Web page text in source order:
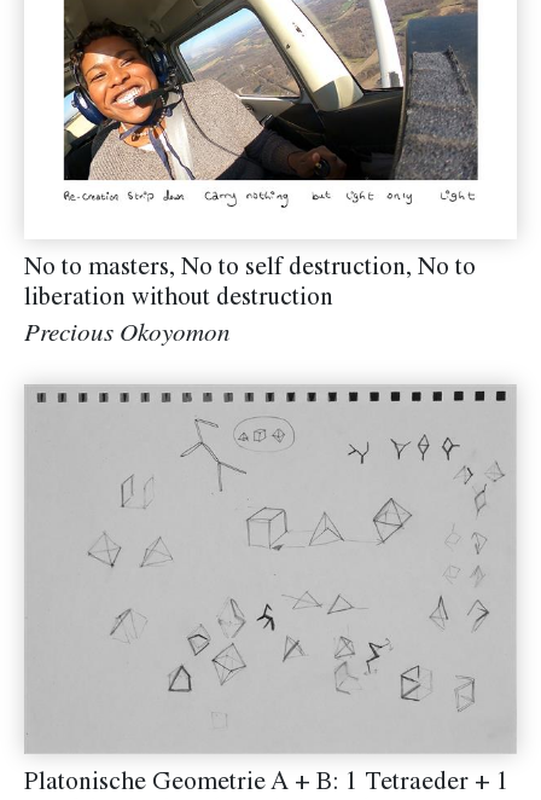
No to masters, No to self destruction, No to
liberation without destruction
Precious Okoyomon
Platonische Geometrie A + B: 1 Tetraeder + 1